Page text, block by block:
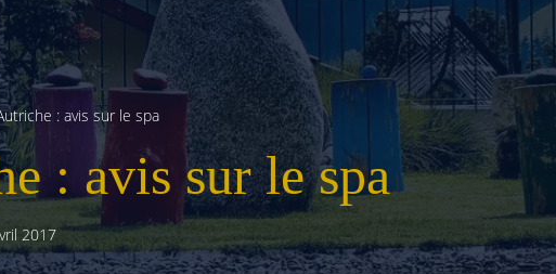
Afrique de l’Ouest
Afrique de l’Est
Afrique australe
Asie centrale
Sous-continent
indien
Asie du Sud-Est
Extrême-Orient
Îles du Pacifique
: avis sur le spa
: avis sur le spa
2017